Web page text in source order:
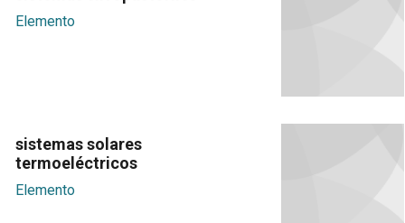
Elemento
sistemas solares
termoeléctricos
Elemento